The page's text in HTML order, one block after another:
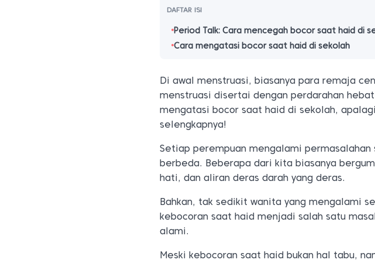
DAFTAR ISI
Period Talk: Cara mencegah bocor saat haid di
Cara mengatasi bocor saat haid di sekolah
Di awal menstruasi, biasanya para remaja
menstruasi disertai dengan perdarahan
mengatasi bocor saat haid di sekolah,
selengkapnya!
Setiap perempuan mengalami
berbeda. Beberapa dari kita biasanya
hati, dan aliran deras darah yang deras.
Bahkan, tak sedikit wanita yang mengalami
kebocoran saat haid menjadi salah satu
alami.
Meski kebocoran saat haid bukan hal tabu,